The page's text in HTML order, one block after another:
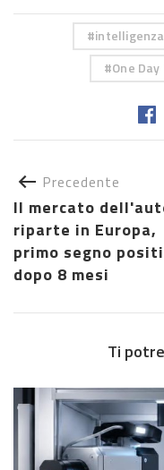
One Day
Precedente
Il mercato
riparte in Europa,
primo segno
dopo 8 mesi
Ti